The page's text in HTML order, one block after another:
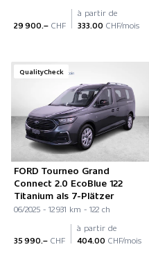
29 900.– CHF
à partir de
333.00 CHF/mois
QualityCheck
FORD Tourneo Grand
Connect 2.0 EcoBlue 122
Titanium als 7-Plätzer
06/2025 - 12 931 km - 122 ch
35 990.– CHF
à partir de
404.00 CHF/mois